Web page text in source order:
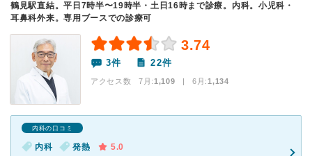
鶴見駅直結。平日7時半〜19時半・土日16時まで診療。内科。小児科・
耳鼻科外来。専用ブースでの診療可
3.74
3件 22件
アクセス数 7月:1,109 | 6月:1,134
内科の口コミ
内科 発熱
5.0